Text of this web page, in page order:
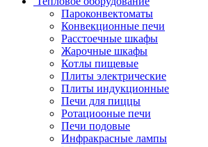
Пароконвектоматы
Конвекционные печи
Расстоечные шкафы
Жарочные шкафы
Котлы пищевые
Плиты электрические
Плиты индукционные
Печи для пиццы
Ротациооные печи
Печи подовые
Инфракрасные лампы